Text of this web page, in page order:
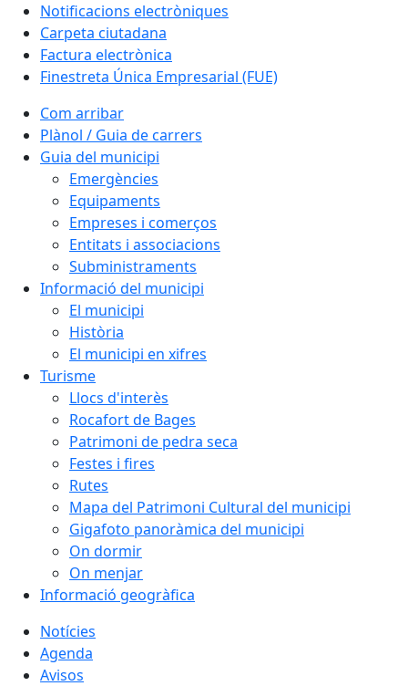
Notificacions electròniques
Carpeta ciutadana
Factura electrònica
Finestreta Única Empresarial (FUE)
Com arribar
Plànol / Guia de carrers
Guia del municipi
Emergències
Equipaments
Empreses i comerços
Entitats i associacions
Subministraments
Informació del municipi
El municipi
Història
El municipi en xifres
Turisme
Llocs d'interès
Rocafort de Bages
Patrimoni de pedra seca
Festes i fires
Rutes
Mapa del Patrimoni Cultural del municipi
Gigafoto panoràmica del municipi
On dormir
On menjar
Informació geogràfica
Notícies
Agenda
Avisos